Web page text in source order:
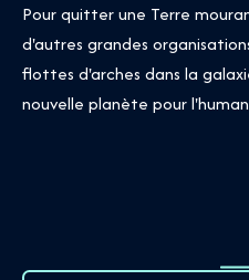
Pour quitter une Terre
d'autres grandes
flottes d'arches dans la
nouvelle planète pour